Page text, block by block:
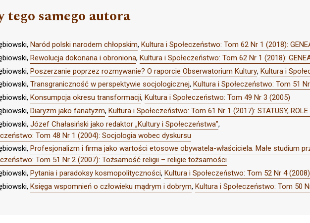
samego autora
Naród polski narodem chłopskim, Kultura i Społeczeństwo: Tom 62 Nr 1 (2018):
Rewolucja dokonana i obroniona, Kultura i Społeczeństwo: Tom 62 Nr 1 (2018):
Poszerzanie poprzez rozmywanie? O raporcie Obserwatorium Kultury, Kultura i
Transgraniczność w perspektywie socjologicznej, Kultura i Społeczeństwo: Tom 51
Konsumpcja okresu transformacji, Kultura i Społeczeństwo: Tom 49 Nr 3 (2005)
Diaryzm jako fanatyzm, Kultura i Społeczeństwo: Tom 61 Nr 1 (2017): STATUSY, ROLE
Józef Chałasiński jako redaktor „Kultury i Społeczeństwa”,
Tom 48 Nr 1 (2004): Socjologia wobec dyskursu
Profesjonalizm i firma jako wartości etosowe obywatela-właściciela. Małe studium
Tom 51 Nr 2 (2007): Tożsamość religii – religie tożsamości
Pytania i paradoksy kosmopolityczności, Kultura i Społeczeństwo: Tom 52 Nr 4
Księga wspomnień o człowieku mądrym i dobrym, Kultura i Społeczeństwo: Tom 50